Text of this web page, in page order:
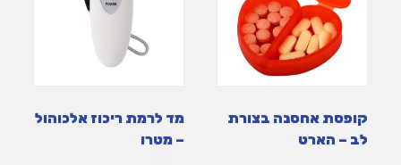
קופסת אחסנה בצורת
לב – הארט
מד לרמת ריכוז אלכוהול
– מטרו